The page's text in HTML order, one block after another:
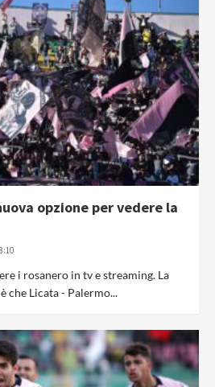
opzione per vedere la
i rosanero in tv e streaming. La
che Licata - Palermo...